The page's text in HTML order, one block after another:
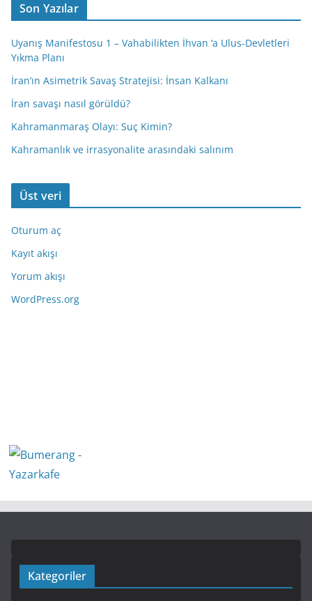
Son Yazılar
Uyanış Manifestosu 1 – Vahabilikten İhvan ‘a Ulus-Devletleri
Yıkma Planı
İran’ın Asimetrik Savaş Stratejisi: İnsan Kalkanı
İran savaşı nasıl görüldü?
Kahramanmaraş Olayı: Suç Kimin?
Kahramanlık ve irrasyonalite arasındaki salınım
Üst veri
Oturum aç
Kayıt akışı
Yorum akışı
WordPress.org
Kategoriler